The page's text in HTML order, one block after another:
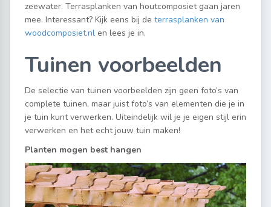
zeewater. Terrasplanken van houtcomposiet gaan jaren
mee. Interessant? Kijk eens bij de terrasplanken van
woodcomposiet.nl en lees je in.
Tuinen voorbeelden
De selectie van tuinen voorbeelden zijn geen foto’s van
complete tuinen, maar juist foto’s van elementen die je in
je tuin kunt verwerken. Uiteindelijk wil je je eigen stijl erin
verwerken en het echt jouw tuin maken!
Planten mogen best hangen